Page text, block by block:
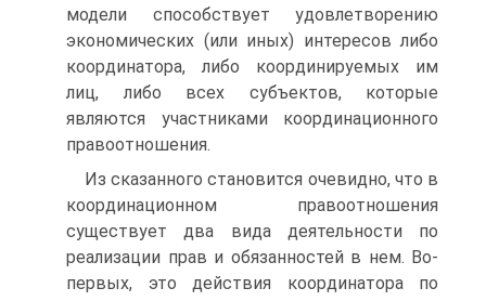
модели способствует удовлетворению
экономических (или иных) интересов либо
координатора, либо координируемых им
лиц, либо всех субъектов, которые
являются участниками координационного
правоотношения.
Из сказанного становится очевидно, что в
координационном правоот­ношения
существует два вида деятельности по
реализации прав и обязанно­стей в нем. Во-
первых, это действия координатора по